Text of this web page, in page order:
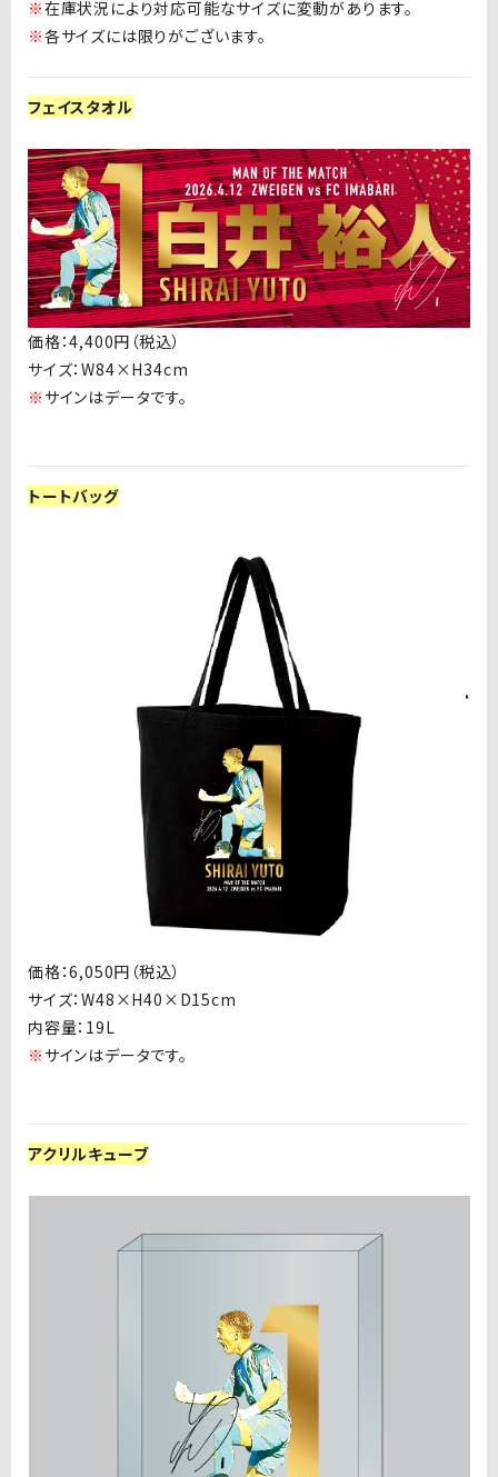
※在庫状況により対応可能なサイズに変動があります。
※各サイズには限りがございます。
フェイスタオル
価格：4,400円（税込）
サイズ：W84×H34cm
※ サインはデータです。
トートバッグ
価格：6,050円（税込）
サイズ：W48 ×H40 × D15cm
内容量： 19L
※ サインはデータです。
アクリルキューブ